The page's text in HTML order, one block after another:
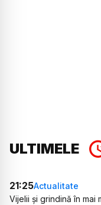
ULTIMELE
21:25Actualitate
Vijelii și grindină în mai